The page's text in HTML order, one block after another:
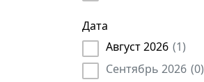
Конструктор
Банковский работник
Технолог (301)
Дата
Август 2026 (1)
Сентябрь 2026 (0)